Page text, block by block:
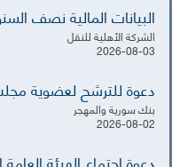
البيانات المالية نصف
الشركة الأهلية للنقل
2026-08-03
دعوة للترشح لعضوية
بنك سورية والمهجر
2026-08-02